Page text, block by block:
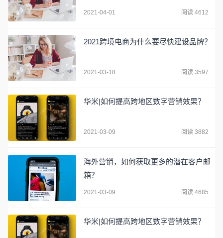
2021-04-01 阅读 4612
2021跨境电商为什么要尽快建设品牌？
2021-03-18 阅读 3597
华米|如何提高跨地区数字营销效果？
2021-03-09 阅读 3882
海外营销，如何获取更多的潜在客户邮
箱？
2021-03-09 阅读 4685
华米|如何提高跨地区数字营销效果？